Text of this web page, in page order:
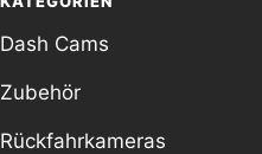
Dash Cams
Zubehör
Rückfahrkameras